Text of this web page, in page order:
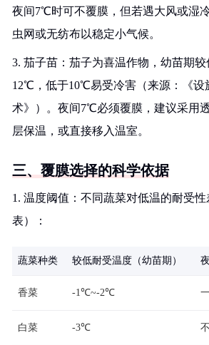
夜间7℃时可不覆膜，但若遇大风或湿
虫网或无纺布以稳定小气候。
3. 茄子苗：茄子为喜温作物，幼苗期
12℃，低于10℃易受冷害（来源：《设
术》）。夜间7℃必须覆膜，建议采用
层保温，或直接移入温室。
三、覆膜选择的科学依据
1. 温度阈值：不同蔬菜对低温的耐受
表）：
蔬菜种类 较低耐受温度（幼苗期）
香菜 -1℃~-2℃
白菜 -3℃